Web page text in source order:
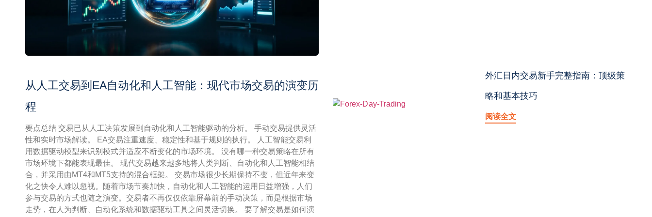
从人工交易到EA自动化和人工智能：现代市场交易的演变历
程
要点总结 交易已从人工决策发展到自动化和人工智能驱动的分析。 手动交易提供灵活
性和实时市场解读。 EA交易注重速度、稳定性和基于规则的执行。 人工智能交易利
用数据驱动模型来识别模式并适应不断变化的市场环境。 没有哪一种交易策略在所有
市场环境下都能表现最佳。 现代交易越来越多地将人类判断、自动化和人工智能相结
合，并采用由MT4和MT5支持的混合框架。 交易市场很少长期保持不变，但近年来变
化之快令人难以忽视。随着市场节奏加快，自动化和人工智能的运用日益增强，人们
参与交易的方式也随之演变。交易者不再仅仅依靠屏幕前的手动决策，而是根据市场
走势，在人为判断、自动化系统和数据驱动工具之间灵活切换。 要了解交易是如何演
外汇日内交易新手完整指南：顶级策
略和基本技巧
阅读全文